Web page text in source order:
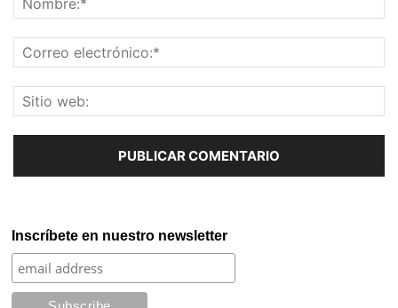
Inscríbete en nuestro newsletter